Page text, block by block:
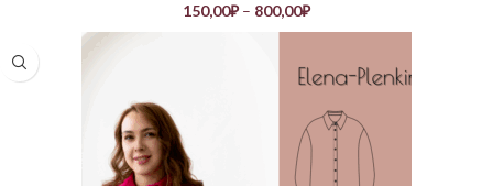
150,00₽ – 800,00₽